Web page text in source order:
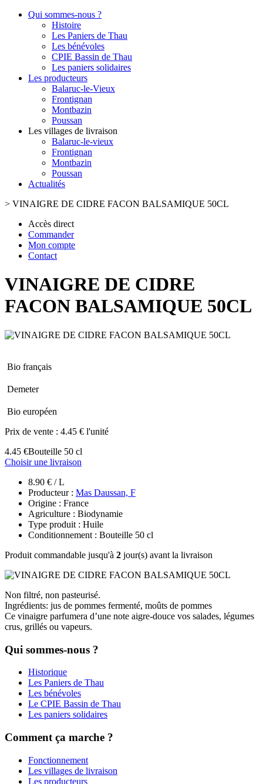
Qui sommes-nous ?
Histoire
Les Paniers de Thau
Les bénévoles
CPIE Bassin de Thau
Les paniers solidaires
Les producteurs
Balaruc-le-Vieux
Frontignan
Montbazin
Poussan
Les villages de livraison
Balaruc-le-vieux
Frontignan
Montbazin
Poussan
Actualités
> VINAIGRE DE CIDRE FACON BALSAMIQUE 50CL
Accès direct
Commander
Mon compte
Contact
VINAIGRE DE CIDRE
FACON BALSAMIQUE 50CL
Bio français
Demeter
Bio européen
Prix de vente : 4.45 € l'unité
4.45 €Bouteille 50 cl
Choisir une livraison
8.90 € / L
Producteur : Mas Daussan, F
Origine : France
Agriculture : Biodynamie
Type produit : Huile
Conditionnement : Bouteille 50 cl
Produit commandable jusqu'à 2 jour(s) avant la livraison
Non filtré, non pasteurisé.
Ingrédients: jus de pommes fermenté, moûts de pommes
Ce vinaigre parfumera d’une note aigre-douce vos salades, légumes
crus, grillés ou vapeurs.
Qui sommes-nous ?
Historique
Les Paniers de Thau
Les bénévoles
Le CPIE Bassin de Thau
Les paniers solidaires
Comment ça marche ?
Fonctionnement
Les villages de livraison
Les producteurs